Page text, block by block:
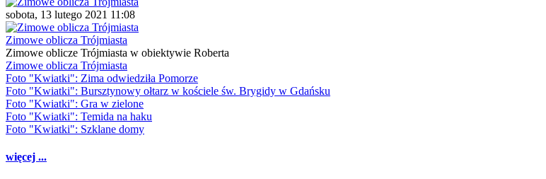
sobota, 13 lutego 2021 11:08
Zimowe oblicza Trójmiasta
Zimowe oblicze Trójmiasta w obiektywie Roberta
Zimowe oblicza Trójmiasta
Foto "Kwiatki": Zima odwiedziła Pomorze
Foto "Kwiatki": Bursztynowy ołtarz w kościele św. Brygidy w Gdańsku
Foto "Kwiatki": Gra w zielone
Foto "Kwiatki": Temida na haku
Foto "Kwiatki": Szklane domy
więcej ...